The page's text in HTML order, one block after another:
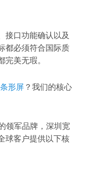
接口功能确认以及
都必须符合国际质
完美无瑕。
形屏 ？我们的核心
领军品牌，深圳宽
球客户提供以下核